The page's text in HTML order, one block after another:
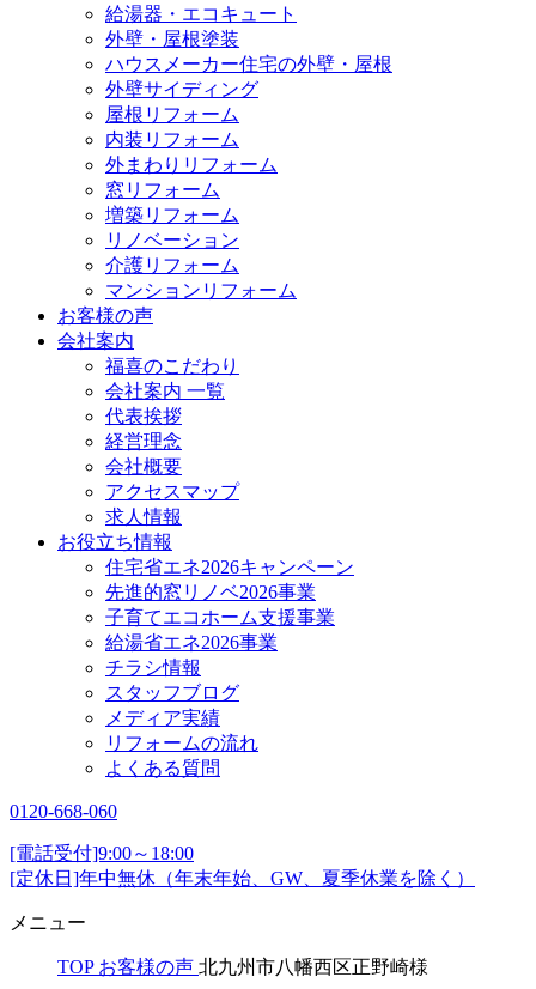
給湯器・エコキュート
外壁・屋根塗装
ハウスメーカー住宅の外壁・屋根
外壁サイディング
屋根リフォーム
内装リフォーム
外まわりリフォーム
窓リフォーム
増築リフォーム
リノベーション
介護リフォーム
マンションリフォーム
お客様の声
会社案内
福喜のこだわり
会社案内 一覧
代表挨拶
経営理念
会社概要
アクセスマップ
求人情報
お役立ち情報
住宅省エネ2026キャンペーン
先進的窓リノベ2026事業
子育てエコホーム支援事業
給湯省エネ2026事業
チラシ情報
スタッフブログ
メディア実績
リフォームの流れ
よくある質問
0120-668-060
[電話受付]9:00～18:00
[定休日]年中無休（年末年始、GW、夏季休業を除く）
メニュー
TOP お客様の声 北九州市八幡西区正野崎様